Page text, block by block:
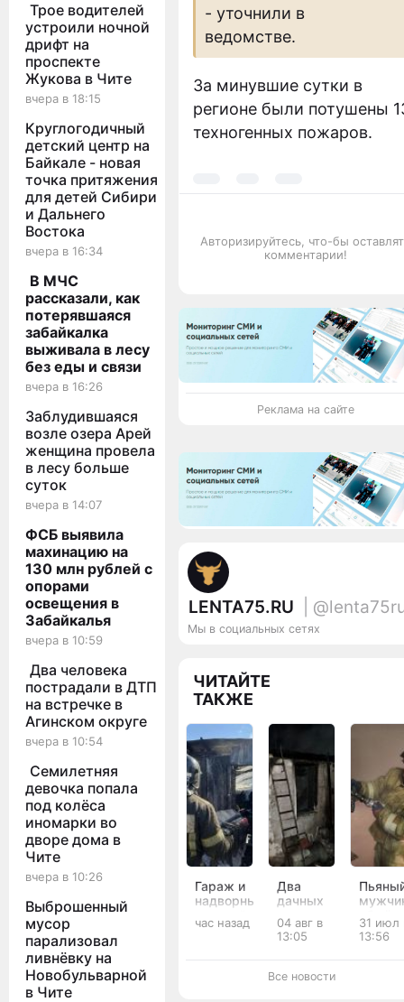
Трое водителей
устроили ночной
дрифт на
проспекте
Жукова в Чите
вчера в 18:15
Круглогодичный
детский центр на
Байкале - новая
точка притяжения
для детей Сибири
и Дальнего
Востока
вчера в 16:34
В МЧС
рассказали, как
потерявшаяся
забайкалка
выживала в лесу
без еды и связи
вчера в 16:26
Заблудившаяся
возле озера Арей
женщина провела
в лесу больше
суток
вчера в 14:07
ФСБ выявила
махинацию на
130 млн рублей с
опорами
освещения в
Забайкалья
вчера в 10:59
Два человека
пострадали в ДТП
на встречке в
Агинском округе
вчера в 10:54
Семилетняя
девочка попала
под колёса
иномарки во
дворе дома в
Чите
вчера в 10:26
Выброшенный
мусор
парализовал
ливнёвку на
Новобульварной
в Чите
- уточнили в
ведомстве.
За минувшие сутки в
регионе были потушены
техногенных пожаров.
Авторизируйтесь, что-бы
комментарии!
Реклама на сайте
LENTA75.RU |
Мы в социальных сетях
ЧИТАЙТЕ
ТАКЖЕ
Гараж и
надворные
загорелись
Первомайском
час назад
Два
дачных
дома,
автомобили
и мини-
трактор
загорелись
04 авг в
13:05
обжёг
руку
Борзе
31 июл
13:56
Все новости